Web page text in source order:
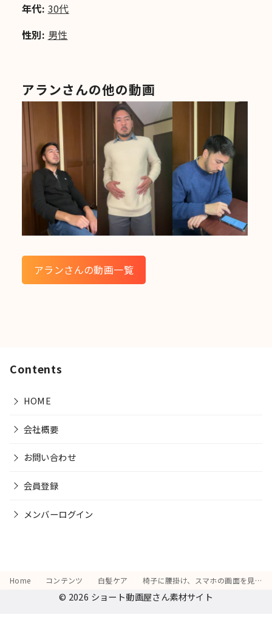
年代: 30代
性別: 男性
アランさんの他の動画
アランさんの動画一覧
Contents
HOME
会社概要
お問い合わせ
会員登録
メンバーログイン
Home コンテンツ 白髪ケア 椅子に腰掛け、スマホの画面を見て「白髪ケアの口コミを読んで納得する」表情
© 2026 ショート動画屋さん素材サイト